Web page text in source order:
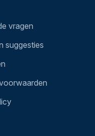
vragen
suggesties